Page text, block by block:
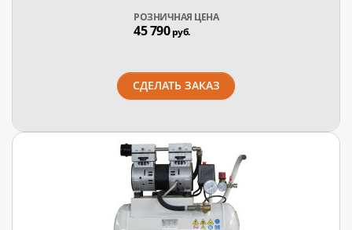
РОЗНИЧНАЯ ЦЕНА
45 790руб.
СДЕЛАТЬ ЗАКАЗ